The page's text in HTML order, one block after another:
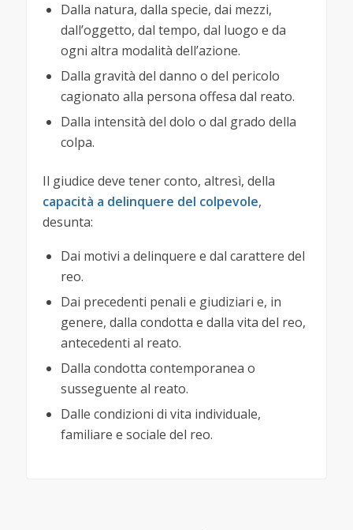
Dalla natura, dalla specie, dai mezzi,
dall’oggetto, dal tempo, dal luogo e da
ogni altra modalità dell’azione.
Dalla gravità del danno o del pericolo
cagionato alla persona offesa dal reato.
Dalla intensità del dolo o dal grado della
colpa.
Il giudice deve tener conto, altresì, della
capacità a delinquere del colpevole,
desunta:
Dai motivi a delinquere e dal carattere del
reo.
Dai precedenti penali e giudiziari e, in
genere, dalla condotta e dalla vita del reo,
antecedenti al reato.
Dalla condotta contemporanea o
susseguente al reato.
Dalle condizioni di vita individuale,
familiare e sociale del reo.